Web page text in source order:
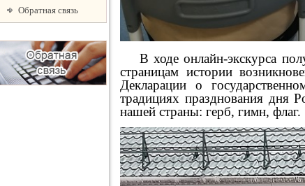
Обратная связь
В ходе онлайн-экскурса
страницам истории
Декларации о
традициях празднования дня
нашей страны: герб, гимн, флаг.